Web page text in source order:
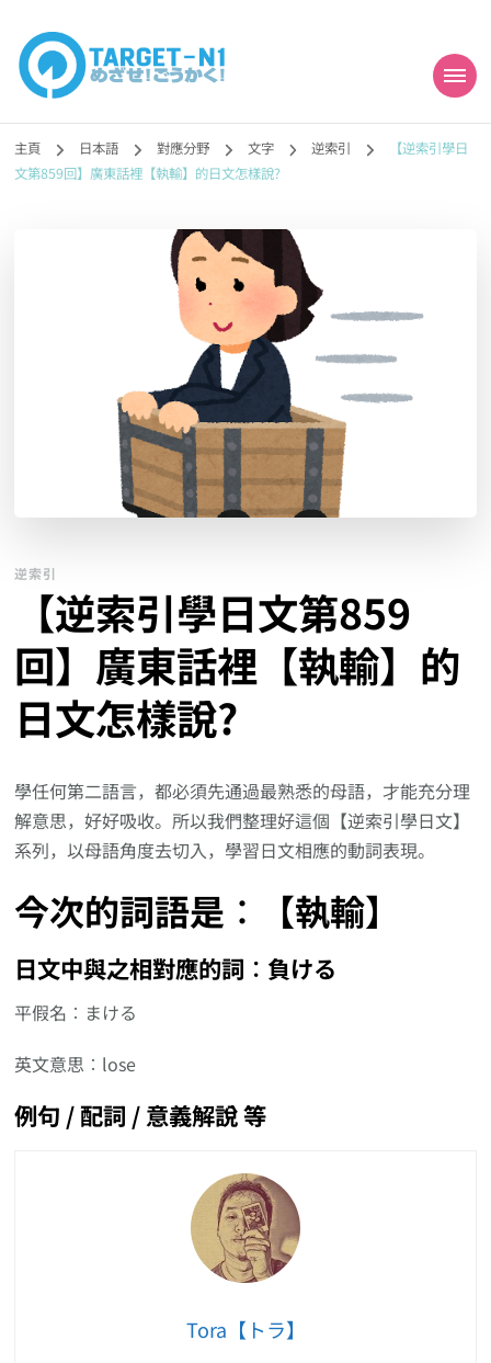
目標!!日本語能力試
N1合格
勉強コンテンツも追加予定!!】
主頁 日本語 對應分野 文字 逆索引
【逆索引學日
文第859回】廣東話裡【執輸】的日文怎樣說?
逆索引
【逆索引學日文第859
回】廣東話裡【執輸】的
日文怎樣說?
學任何第二語言，都必須先通過最熟悉的母語，才能充分理
解意思，好好吸收。所以我們整理好這個【逆索引學日文】
系列，以母語角度去切入，學習日文相應的動詞表現。
今次的詞語是︰【執輸】
日文中與之相對應的詞︰負ける
平假名︰まける
英文意思︰lose
例句 / 配詞 / 意義解說 等
Tora【トラ】